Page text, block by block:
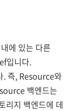
에 있는 다른
입니다.
. 즉, Resource와
백엔드는
리지 백엔드에 데